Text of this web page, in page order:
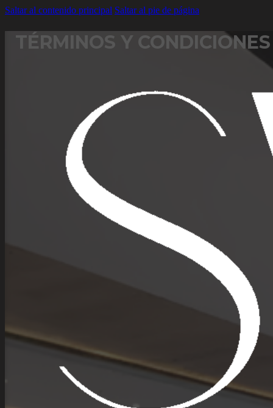
Saltar al contenido principal Saltar al pie de página
TÉRMINOS Y CONDICIONES